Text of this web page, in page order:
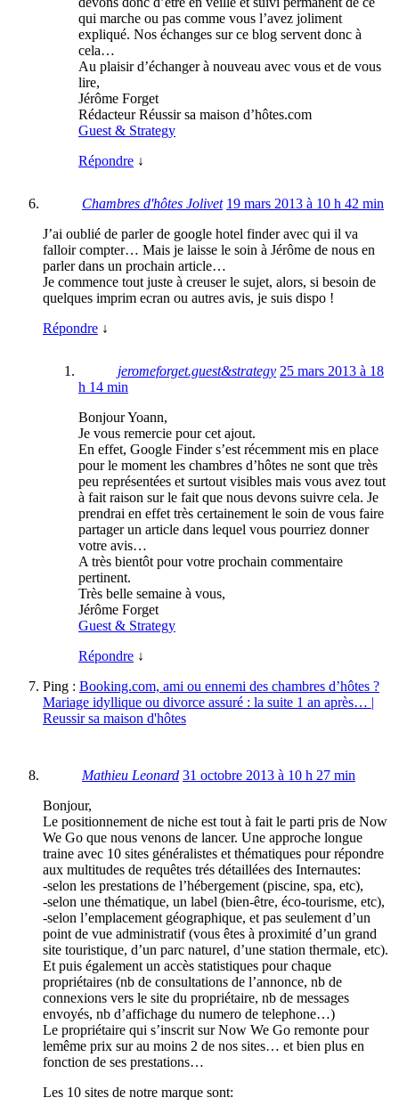
qui marche ou pas comme vous l’avez joliment
expliqué. Nos échanges sur ce blog servent donc à
cela…
Au plaisir d’échanger à nouveau avec vous et de vous
lire,
Jérôme Forget
Rédacteur Réussir sa maison d’hôtes.com
Guest & Strategy
Répondre ↓
Chambres d'hôtes Jolivet 19 mars 2013 à 10 h 42 min
J’ai oublié de parler de google hotel finder avec qui il va
falloir compter… Mais je laisse le soin à Jérôme de nous en
parler dans un prochain article…
Je commence tout juste à creuser le sujet, alors, si besoin de
quelques imprim ecran ou autres avis, je suis dispo !
Répondre ↓
jeromeforget.guest&strategy 25 mars 2013 à 18
h 14 min
Bonjour Yoann,
Je vous remercie pour cet ajout.
En effet, Google Finder s’est récemment mis en place
pour le moment les chambres d’hôtes ne sont que très
peu représentées et surtout visibles mais vous avez tout
à fait raison sur le fait que nous devons suivre cela. Je
prendrai en effet très certainement le soin de vous faire
partager un article dans lequel vous pourriez donner
votre avis…
A très bientôt pour votre prochain commentaire
pertinent.
Très belle semaine à vous,
Jérôme Forget
Guest & Strategy
Répondre ↓
Ping : Booking.com, ami ou ennemi des chambres d’hôtes ?
Mariage idyllique ou divorce assuré : la suite 1 an après… |
Reussir sa maison d'hôtes
Mathieu Leonard 31 octobre 2013 à 10 h 27 min
Bonjour,
Le positionnement de niche est tout à fait le parti pris de Now
We Go que nous venons de lancer. Une approche longue
traine avec 10 sites généralistes et thématiques pour répondre
aux multitudes de requêtes trés détaillées des Internautes:
-selon les prestations de l’hébergement (piscine, spa, etc),
-selon une thématique, un label (bien-être, éco-tourisme, etc),
-selon l’emplacement géographique, et pas seulement d’un
point de vue administratif (vous êtes à proximité d’un grand
site touristique, d’un parc naturel, d’une station thermale, etc).
Et puis également un accès statistiques pour chaque
propriétaires (nb de consultations de l’annonce, nb de
connexions vers le site du propriétaire, nb de messages
envoyés, nb d’affichage du numero de telephone…)
Le propriétaire qui s’inscrit sur Now We Go remonte pour
lemême prix sur au moins 2 de nos sites… et bien plus en
fonction de ses prestations…
Les 10 sites de notre marque sont: